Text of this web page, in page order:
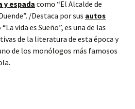
y espada como “El Alcalde de
/Destaca por sus autos
vida es Sueño”, es una de las
de la literatura de esta época y
de los monólogos más famosos